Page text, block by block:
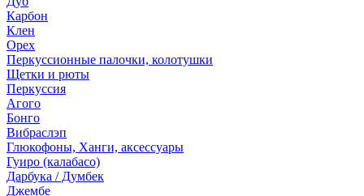
Карбон
Клен
Орех
Перкуссионные палочки, колотушки
Щетки и рюты
Перкуссия
Агого
Бонго
Вибраслэп
Глюкофоны, Ханги, аксессуары
Гуиро (калабасо)
Дарбука / Думбек
Джембе